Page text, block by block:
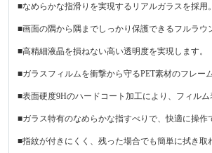
■なめらかな指滑りを実現するリアルガラスを採用
■画面の隅から隅までしっかり保護できるフルラウ
■高精細液晶を損ねない高い透明度を実現します。
■ガラスフィルムを衝撃から守るPET素材のフレー
■表面硬度9Hのハードコート加工により、フィル
■ガラス特有のなめらかな指すべりで、快適に操作
■指紋が付きにくく、残った場合でも簡単に拭き取